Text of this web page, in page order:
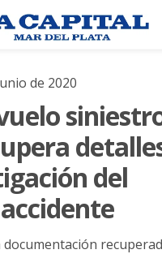
de 2020
del